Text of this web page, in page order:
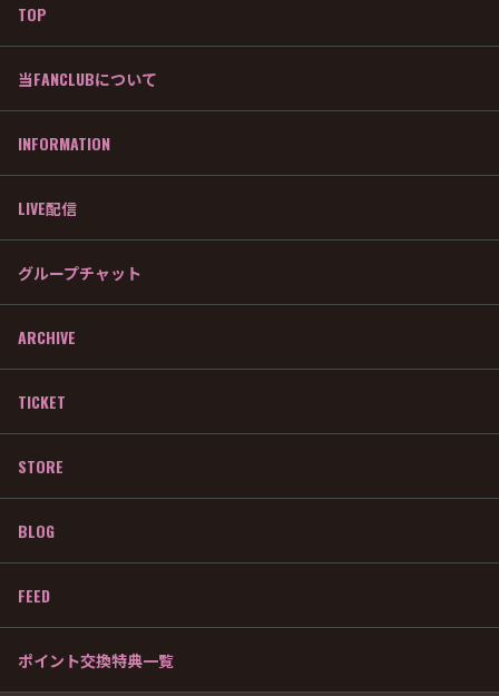
TOP
当FANCLUBについて
INFORMATION
LIVE配信
グループチャット
ARCHIVE
TICKET
STORE
BLOG
FEED
ポイント交換特典一覧